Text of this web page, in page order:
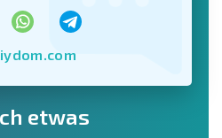
etwas